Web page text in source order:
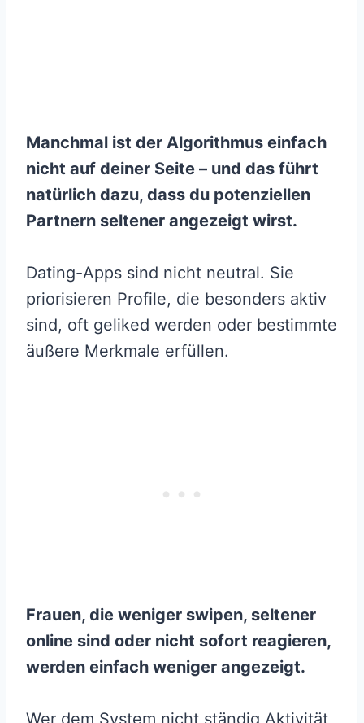
Manchmal ist der Algorithmus einfach
nicht auf deiner Seite – und das führt
natürlich dazu, dass du potenziellen
Partnern seltener angezeigt wirst.
Dating-Apps sind nicht neutral. Sie
priorisieren Profile, die besonders aktiv
sind, oft geliked werden oder bestimmte
äußere Merkmale erfüllen.
Frauen, die weniger swipen, seltener
online sind oder nicht sofort reagieren,
werden einfach weniger angezeigt.
Wer dem System nicht ständig Aktivität